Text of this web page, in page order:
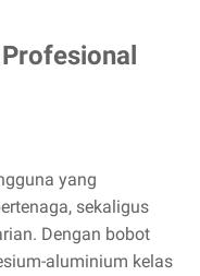
yang
sekaligus
Dengan bobot
aluminium kelas